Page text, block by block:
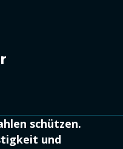
schützen.
und